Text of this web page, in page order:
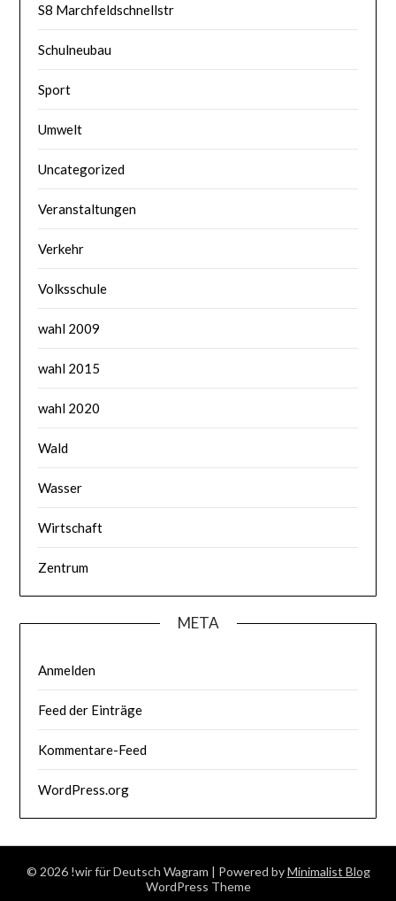
S8 Marchfeldschnellstr
Schulneubau
Sport
Umwelt
Uncategorized
Veranstaltungen
Verkehr
Volksschule
wahl 2009
wahl 2015
wahl 2020
Wald
Wasser
Wirtschaft
Zentrum
META
Anmelden
Feed der Einträge
Kommentare-Feed
WordPress.org
© 2026 !wir für Deutsch Wagram | Powered byMinimalist Blog
WordPress Theme